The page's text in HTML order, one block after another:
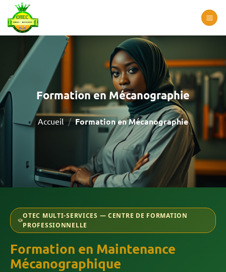
Passer
au
contenu
Formation en Mécanographie
Accueil / Formation en Mécanographie
OTEC MULTI-SERVICES — CENTRE DE FORMATION
PROFESSIONNELLE
Formation en Maintenance
Mécanographique